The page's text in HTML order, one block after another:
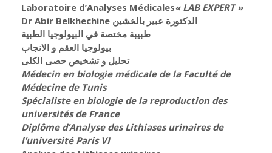
Laboratoire d’Analyses Médicales« LAB EXPERT »
Dr Abir Belkhechine الدكتورة عبير بالخشين
طبيبة مختصة في البيولوجيا الطبية
بيولوجيا العقم و الانجاب
تحليل و تشخيص حصى الكلى
Médecin en biologie médicale de la Faculté de
Médecine de Tunis
Spécialiste en biologie de la reproduction des
universités de France
Diplôme d’Analyse des Lithiases urinaires de
l’université Paris VI